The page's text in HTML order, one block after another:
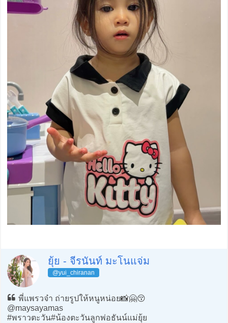
ยุ้ย - จีรนันท์ มะโนแจ่ม
@yui_chiranan
พี่แพรวจ๋า ถ่ายรูปให้หนูหน่อย📸🤗😚
@maysayamas
#พราวตะวัน#น้องตะวันลูกพ่อธันน์แม่ยุ้ย